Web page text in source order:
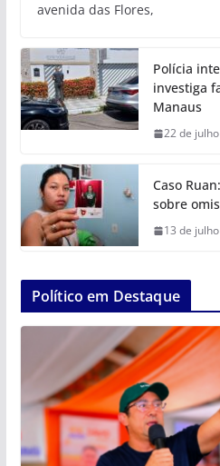
avenida das Flores,
Polícia
investiga
Manaus
22 de
Caso
sobre
13 de
Político em Destaque